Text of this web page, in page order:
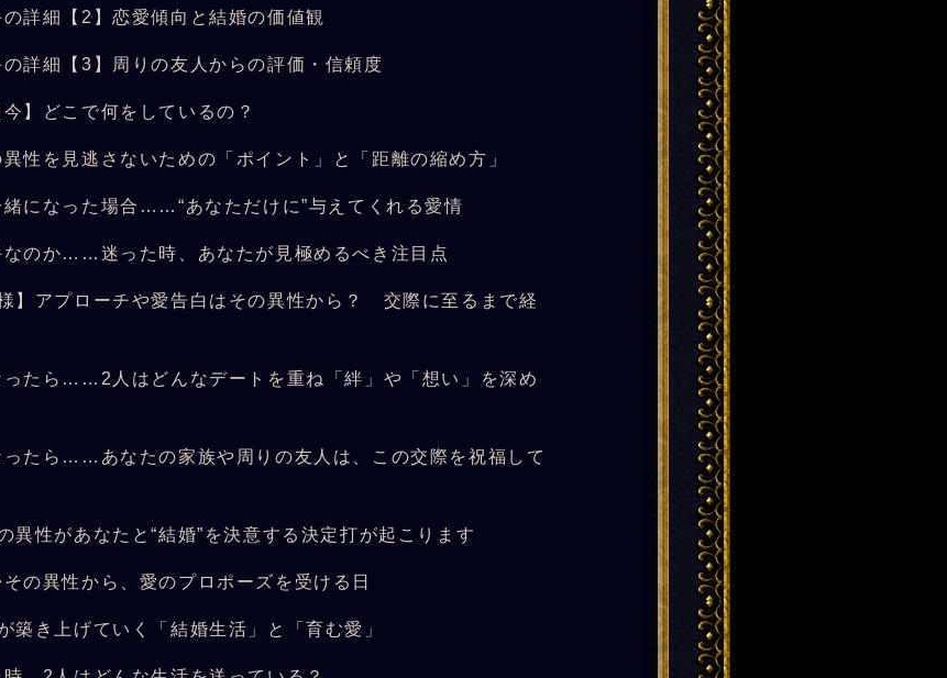
詳細【2】恋愛傾向と結婚の価値観
詳細【3】周りの友人からの評価・信頼度
】どこで何をしているの？
性を見逃さないための「ポイント」と「距離の縮め方」
緒になった場合……“あなただけに”与えてくれる愛情
なのか……迷った時、あなたが見極めるべき注目点
】アプローチや愛告白はその異性から？ 交際に至るまで経
ったら……2人はどんなデートを重ね「絆」や「想い」を深め
ったら……あなたの家族や周りの友人は、この交際を祝福して
異性があなたと“結婚”を決意する決定打が起こります
の異性から、愛のプロポーズを受ける日
築き上げていく「結婚生活」と「育む愛」